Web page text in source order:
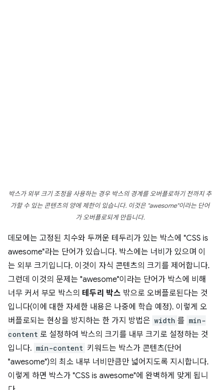
박스가 외부 크기 조정을 사용하는 경우 박스의 경계를 오버플로하기 전까지 추
가할 수 있는 콘텐츠의 양에 제한이 있습니다. 이것은 "awesome"이라는 단어
가 오버플로되게 만듭니다.
데모에는 고정된 치수와 두꺼운 테두리가 있는 박스에 "CSS is
awesome"라는 단어가 있습니다. 박스에는 너비가 있으며 이
는 외부 크기입니다. 이것이 자식 콘텐츠의 크기를 제어합니다.
그런데 이것의 문제는 "awesome"이라는 단어가 박스에 비해
너무 커서 부모 박스의 테두리 박스 밖으로 오버플로된다는 것
입니다(이에 대한 자세한 내용은 나중에 학습 예정). 이렇게 오
버플로되는 현상을 방지하는 한 가지 방법은 width 를 min-
content 로 설정하여 박스의 크기를 내부 크기로 설정하는 것
입니다. min-content 키워드는 박스가 콘텐츠(단어
"awesome")의 최소 내부 너비만큼만 넓어지도록 지시합니다.
이렇게 하면 박스가 "CSS is awesome"에 완벽하게 맞게 됩니